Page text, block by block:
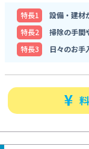
特⻑1
設備・建材
特⻑2
掃除の手間
特⻑3
日々のお手